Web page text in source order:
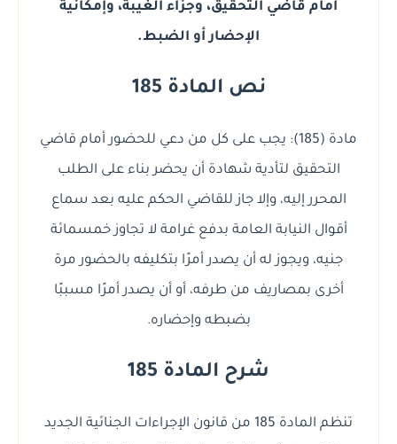
أمام قاضي التحقيق، وجزاء الغيبة، وإمكانية
الإحضار أو الضبط.
نص المادة 185
مادة (185): يجب على كل من دعي للحضور أمام قاضي
التحقيق لتأدية شهادة أن يحضر بناء على الطلب
المحرر إليه، وإلا جاز للقاضي الحكم عليه بعد سماع
أقوال النيابة العامة بدفع غرامة لا تجاوز خمسمائة
جنيه، ويجوز له أن يصدر أمرًا بتكليفه بالحضور مرة
أخرى بمصاريف من طرفه، أو أن يصدر أمرًا مسببًا
بضبطه وإحضاره.
شرح المادة 185
تنظم المادة 185 من قانون الإجراءات الجنائية الجديد